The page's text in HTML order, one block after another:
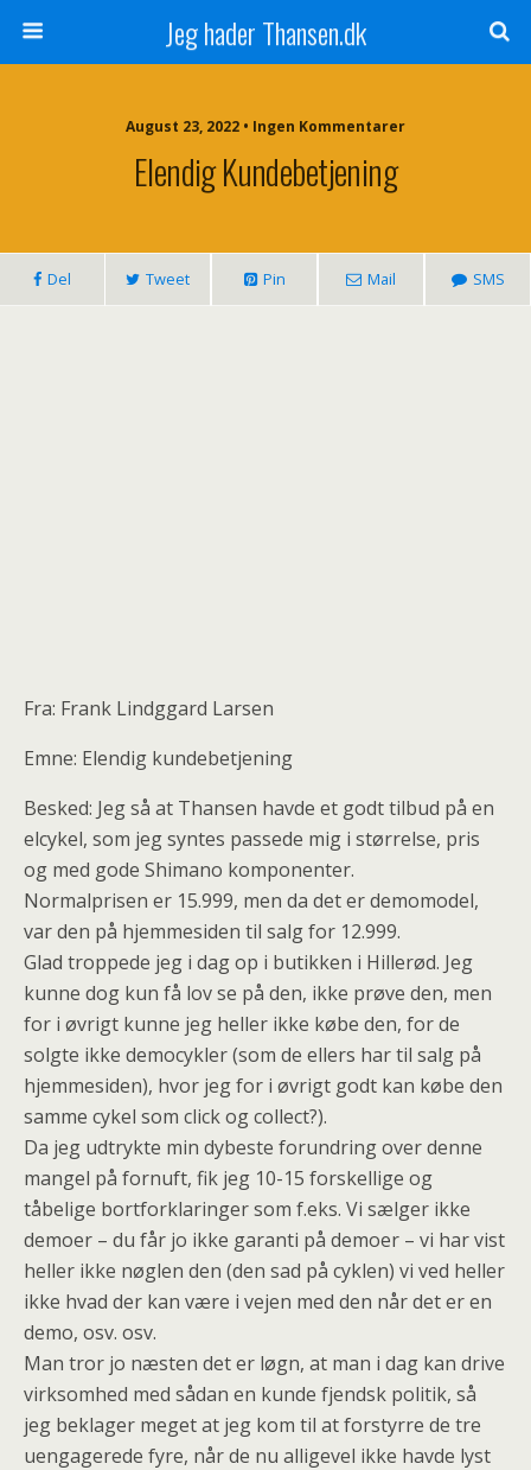
Jeg hader Thansen.dk
August 23, 2022 • Ingen Kommentarer
Elendig Kundebetjening
Del Tweet Pin Mail SMS
Fra: Frank Lindggard Larsen
Emne: Elendig kundebetjening
Besked: Jeg så at Thansen havde et godt tilbud på en
elcykel, som jeg syntes passede mig i størrelse, pris
og med gode Shimano komponenter.
Normalprisen er 15.999, men da det er demomodel,
var den på hjemmesiden til salg for 12.999.
Glad troppede jeg i dag op i butikken i Hillerød. Jeg
kunne dog kun få lov se på den, ikke prøve den, men
for i øvrigt kunne jeg heller ikke købe den, for de
solgte ikke democykler (som de ellers har til salg på
hjemmesiden), hvor jeg for i øvrigt godt kan købe den
samme cykel som click og collect?).
Da jeg udtrykte min dybeste forundring over denne
mangel på fornuft, fik jeg 10-15 forskellige og
tåbelige bortforklaringer som f.eks. Vi sælger ikke
demoer – du får jo ikke garanti på demoer – vi har vist
heller ikke nøglen den (den sad på cyklen) vi ved heller
ikke hvad der kan være i vejen med den når det er en
demo, osv. osv.
Man tror jo næsten det er løgn, at man i dag kan drive
virksomhed med sådan en kunde fjendsk politik, så
jeg beklager meget at jeg kom til at forstyrre de tre
uengagerede fyre, når de nu alligevel ikke havde lyst